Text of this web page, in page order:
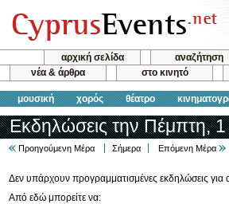
αρχική σελίδα αναζήτηση
νέα & άρθρα
στο κινητό
μουσική χορός θέατρο
Εκδηλώσεις την Πέμπτη,
Προηγούμενη Μέρα Σήμερα Επόμενη Μέρα
Δεν υπάρχουν προγραμματισμένες εκδηλώσεις για
Από εδώ μπορείτε να: